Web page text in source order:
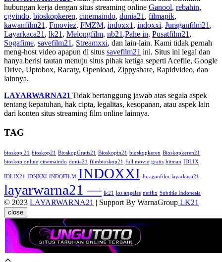
hubungan kerja dengan situs streaming online Ganool, rebahin,
cgvindo, bioskopkeren, cinemaindo, dunia21 , filmapik,
kawanfilm21 , Fmoviez, FMZM, indoxx1 , indoxxi, Juraganfilm21 ,
Layarkaca21 , lk21 , Melongfilm, nb21 ,Pahe in, Pusatfilm21 ,
Sogafime, savefilm21 , Streamxxi, dan lain-lain. Kami tidak pernah
meng-host video apapun di situs savefilm21 ini. Situs ini legal dan
hanya berisi tautan menuju situs pihak ketiga seperti Acefile, Google
Drive, Uptobox, Racaty, Openload, Zippyshare, Rapidvideo, dan
lainnya.
LAYARWARNA21 Tidak bertanggung jawab atas segala aspek
tentang kepatuhan, hak cipta, legalitas, kesopanan, atau aspek lain
dari konten situs streaming film online lainnya.
TAG
bioskop 21 bioskop21 BioskopGratis21 Bioskopin21 bioskopkeren Bioskopkeren21
bioskop online cinemaindo dunia21 filmbioskop21 full movie gratis hitman IDLIX
IDLIX21 IDNXXI INDOFILM INDOXXI Juraganfilm layarkaca21
layarwarna21 — lk21 los angeles netflix Subtitle Indonesia
© 2023 LAYARWARNA21 | Support By WarnaGroup LK21
close